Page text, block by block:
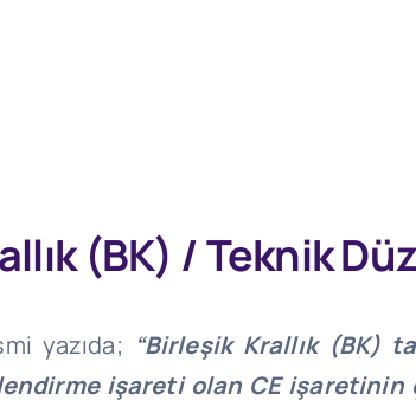
(BK) / Teknik
yazıda; “Birleşik Krallık (BK)
işareti olan CE